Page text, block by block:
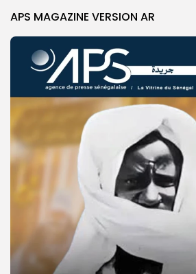
© Copyright 2025, APS
APS MAGAZINE VERSION AR